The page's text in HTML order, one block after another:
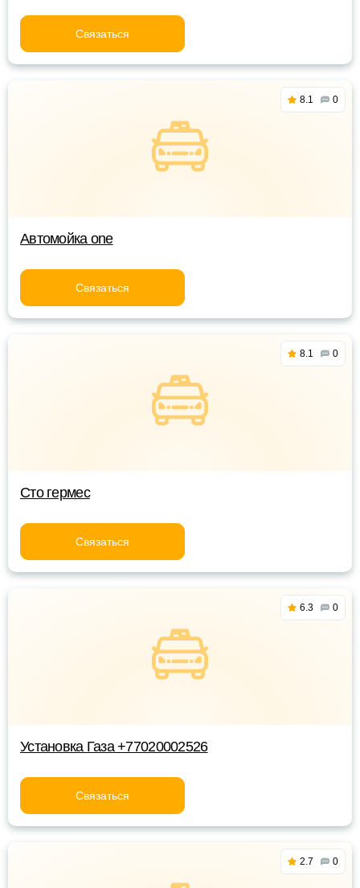
Связаться
8.1 0
Автомойка one
Связаться
8.1 0
Сто гермес
Связаться
6.3 0
Установка Газа +77020002526
Связаться
2.7 0